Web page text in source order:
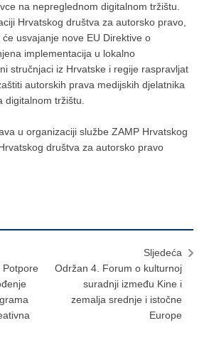
na nepreglednom digitalnom tržištu.
Hrvatskog društva za autorsko pravo,
usvajanje nove EU Direktive o
implementacija u lokalno
stručnjaci iz Hrvatske i regije raspravljat
autorskih prava medijskih djelatnika
digitalnom tržištu.
u organizaciji službe ZAMP Hrvatskog
društva za autorsko pravo
Potpore
Sljedeća
Održan 4. Forum o kulturnoj
suradnji između Kine i
zemalja srednje i istočne
Europe